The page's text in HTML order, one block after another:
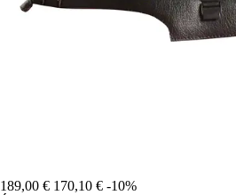
189,00 € 170,10 € -10%